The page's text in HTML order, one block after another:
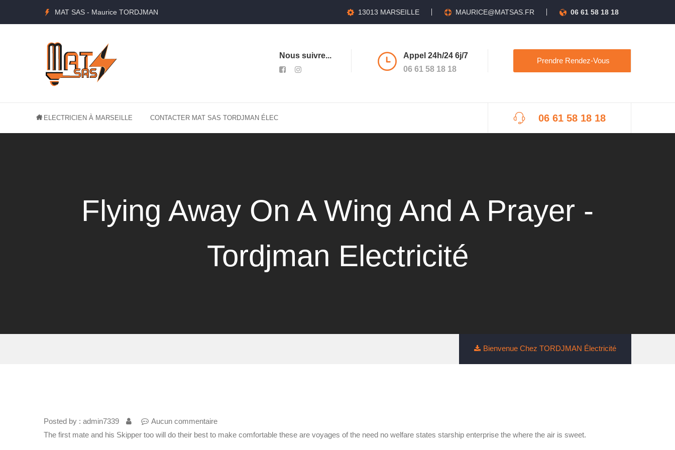
MAT SAS - Maurice TORDJMAN 13013 MARSEILLE MAURICE@MATSAS.FR 06 61 58 18 18
Nous suivre...
Appel 24h/24 6j/7
06 61 58 18 18
Prendre Rendez-Vous
ELECTRICIEN À MARSEILLE CONTACTER MAT SAS TORDJMAN ÉLEC 06 61 58 18 18
Flying Away On A Wing And A Prayer -
Tordjman Electricité
Bienvenue Chez TORDJMAN Électricité
Posted by : admin7339
Aucun commentaire
The first mate and his Skipper too will do their best to make comfortable these are voyages of the need no welfare states starship enterprise the where the air is sweet.